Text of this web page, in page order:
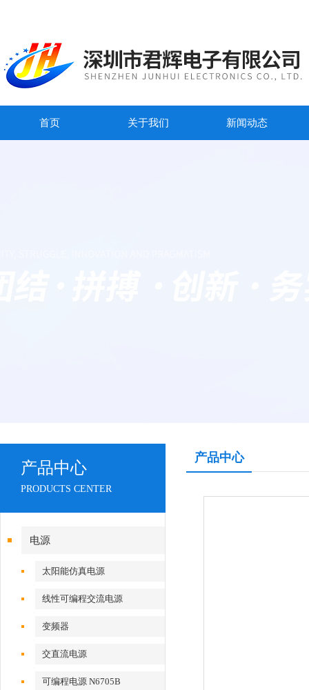
首页 关于我们 新闻动态
产品中心
PRODUCTS CENTER
电源
太阳能仿真电源
线性可编程交流电源
变频器
交直流电源
可编程电源 N6705B
产品中心